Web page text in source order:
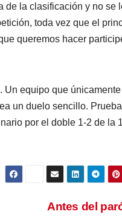
de la clasificación y no se
toda vez que el
queremos hacer
Un equipo que
un duelo sencillo.
por el doble 1-2 de la
Antes del